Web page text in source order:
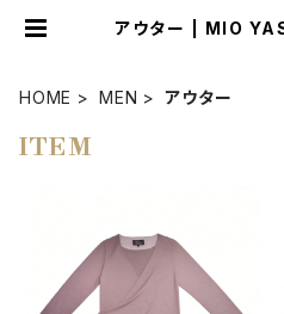
アウター | MIO
HOME MEN アウター
ITEM